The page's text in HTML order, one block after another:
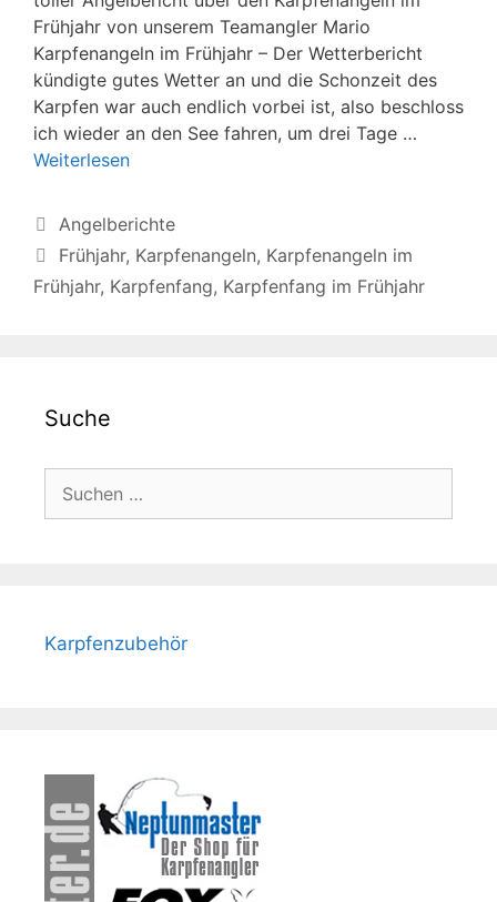
Frühjahr von unserem Teamangler Mario
Karpfenangeln im Frühjahr – Der Wetterbericht
kündigte gutes Wetter an und die Schonzeit des
Karpfen war auch endlich vorbei ist, also beschloss
ich wieder an den See fahren, um drei Tage …
Weiterlesen
Kategorien
Angelberichte
Schlagwörter
Frühjahr, Karpfenangeln, Karpfenangeln im
Frühjahr, Karpfenfang, Karpfenfang im Frühjahr
Suche
Karpfenzubehör